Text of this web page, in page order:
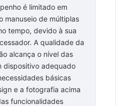
é limitado em
manuseio de múltiplas
tempo, devido à sua
A qualidade da
alcança o nível das
dispositivo adequado
básicas
e a fotografia acima
funcionalidades